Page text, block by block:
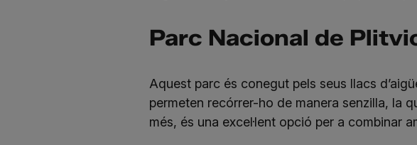
Parc Nacional de
Aquest parc és conegut pels seus llacs
permeten recórrer-ho de manera senzilla, la
més, és una excel·lent opció per a combinar